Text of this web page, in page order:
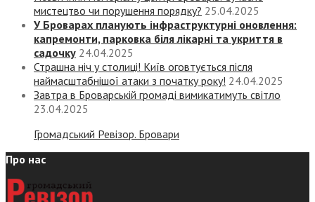
мистецтво чи порушення порядку? 25.04.2025
У Броварах планують інфраструктурні оновлення:
капремонти, парковка біля лікарні та укриття в
садочку 24.04.2025
Страшна ніч у столиці! Київ оговтується після
наймасштабнішої атаки з початку року! 24.04.2025
Завтра в Броварській громаді вимикатимуть світло
23.04.2025
Громадський Ревізор. Бровари
Про нас